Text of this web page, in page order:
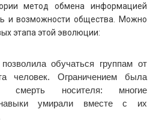
метод обмена информацией
и возможности общества. Можно
этапа этой эволюции:
позволила обучаться группам от
человек. Ограничением была
смерть носителя: многие
умирали вместе с их